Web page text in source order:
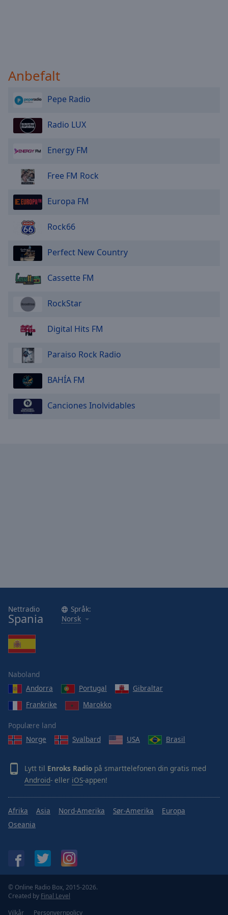
Anbefalt
Pepe Radio
Radio LUX
Energy FM
Free FM Rock
Europa FM
Rock66
Perfect New Country
Cassette FM
RockStar
Digital Hits FM
Paraiso Rock Radio
BAHÍA FM
Canciones Inolvidables
Nettradio
Spania
Språk:
Norsk
Naboland
Andorra
Portugal
Gibraltar
Frankrike
Marokko
Populære land
Norge
Svalbard USA Brasil
Lytt til Enroks Radio på smarttelefonen din gratis med
Android- eller iOS-appen!
Afrika Asia Nord-Amerika Sør-Amerika
Europa
Oseania
© Online Radio Box, 2015-2026.
Created by Final Level
Vilkår
Personvernpolicy